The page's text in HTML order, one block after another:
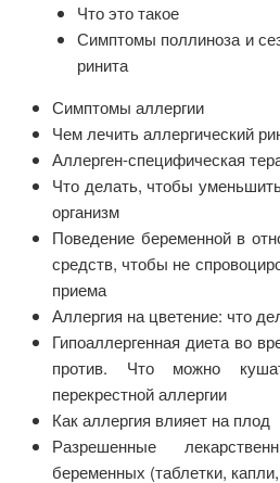
Что это такое
Симптомы поллиноза и
ринита
Симптомы аллергии
Чем лечить аллергический
Аллерген-специфическая
Что делать, чтобы
организм
Поведение беременной в
средств, чтобы не
приема
Аллергия на цветение: что
Гипоаллергенная диета во
против. Что можно
перекрестной аллергии
Как аллергия влияет на плод
Разрешенные
беременных (таблетки,